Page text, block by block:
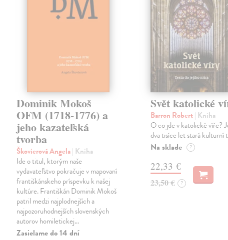
Dominik Mokoš
OFM (1718-1776) a
jeho kazateľská
tvorba
Škovierová Angela| Kniha
Ide o titul, ktorým naše
vydavateľstvo pokračuje v mapovaní
františkánskeho príspevku k našej
kultúre. Františkán Dominik Mokoš
patril medzi najplodnejších a
najpozoruhodnejších slovenských
autorov homiletickej…
Zasielame do 14 dní
Svět katolické
Barron Robert| Kniha
O co jde v katolické víře?
dva tisíce let stará kulturní
Na sklade ?
22,33 €
23,50 € ?